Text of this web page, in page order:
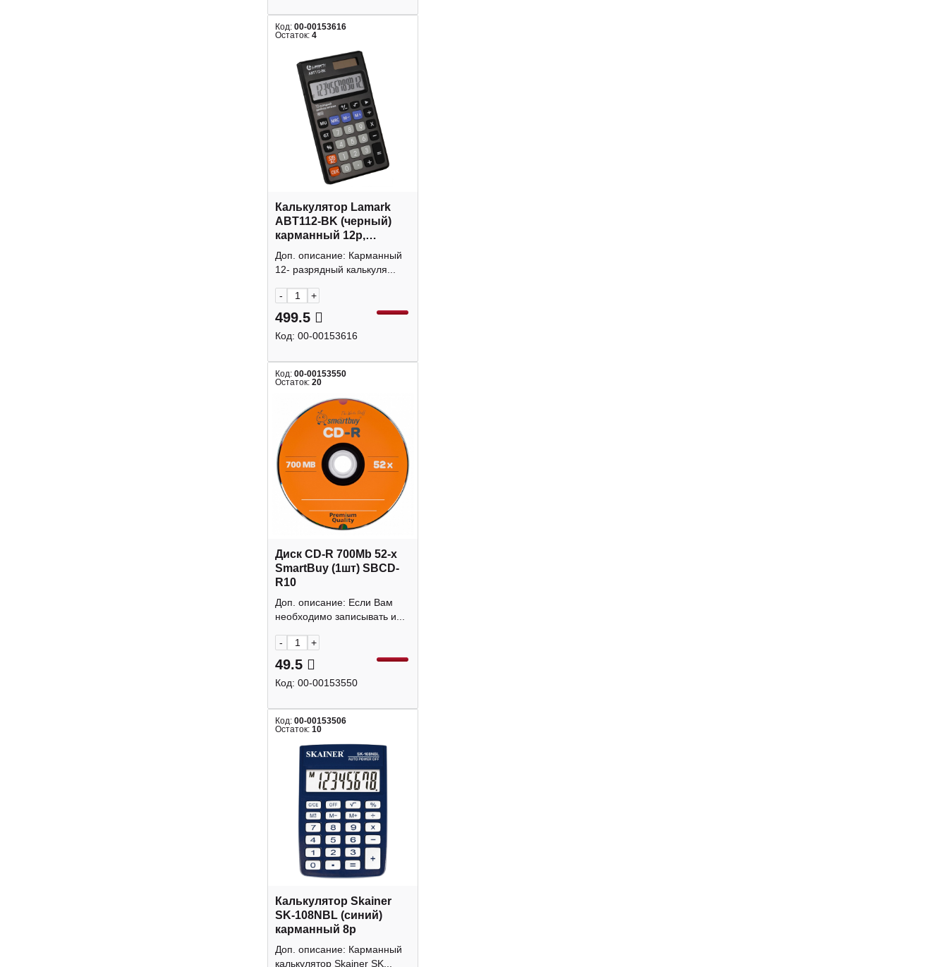
Код: 00-00153616
Остаток: 4
Калькулятор Lamark
ABT112-BK (черный)
карманный 12р,
крышка
Доп. описание: Карманный
12- разрядный калькуля...
- +
499.5
Код: 00-00153616
Код: 00-00153550
Остаток: 20
Диск CD-R 700Mb 52-х
SmartBuy (1шт) SBCD-
R10
Доп. описание: Если Вам
необходимо записывать и...
- +
49.5
Код: 00-00153550
Код: 00-00153506
Остаток: 10
Калькулятор Skainer
SK-108NBL (синий)
карманный 8р
Доп. описание: Карманный
калькулятор Skainer SK...